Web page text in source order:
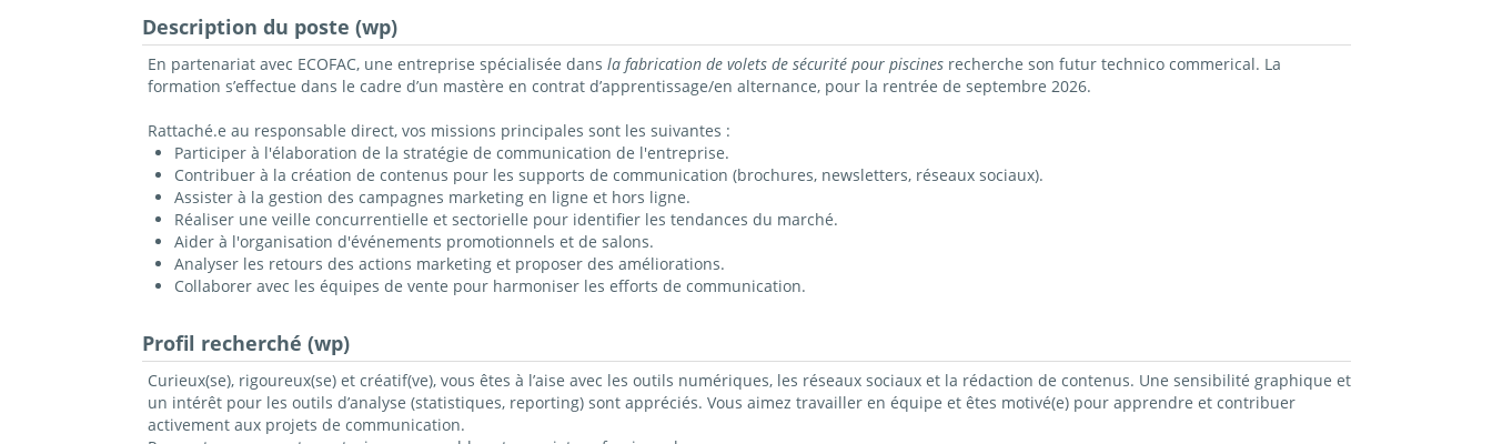
Description du poste (wp)
En partenariat avec ECOFAC, une entreprise spécialisée dans la fabricationde volets de sécurité pour piscinesrecherche son futur technico commerical. La
formation s’effectue dans le cadre d’un mastère en contrat d’apprentissage/en alternance, pour la rentrée de septembre 2026.
Rattaché.e au responsable direct, vos missions principales sont les suivantes :
Participer à l'élaboration de la stratégie de communication de l'entreprise.
Contribuer à la création de contenus pour les supports de communication (brochures, newsletters, réseaux sociaux).
Assister à la gestion des campagnes marketing en ligne et hors ligne.
Réaliser une veille concurrentielle et sectorielle pour identifier les tendances du marché.
Aider à l'organisation d'événements promotionnels et de salons.
Analyser les retours des actions marketing et proposer des améliorations.
Collaborer avec les équipes de vente pour harmoniser les efforts de communication.
Profil recherché (wp)
Curieux(se), rigoureux(se) et créatif(ve), vous êtes à l’aise avec les outils numériques, les réseaux sociaux et la rédaction de contenus. Une sensibilité graphique et
un intérêt pour les outils d’analyse (statistiques, reporting) sont appréciés. Vous aimez travailler en équipe et êtes motivé(e) pour apprendre et contribuer
activement aux projets de communication.